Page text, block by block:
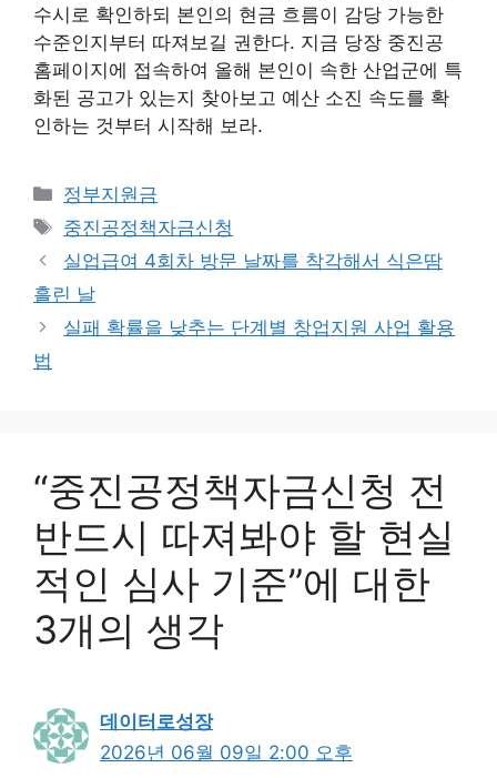
수시로 확인하되 본인의 현금 흐름이 감당 가능한
수준인지부터 따져보길 권한다. 지금 당장 중진공
홈페이지에 접속하여 올해 본인이 속한 산업군에 특
화된 공고가 있는지 찾아보고 예산 소진 속도를 확
인하는 것부터 시작해 보라.
카
테
리
정부지원금
태
그
중진공정책자금신청
실업급여 4회차 방문 날짜를 착각해서 식은땀
흘린 날
실패 확률을 낮추는 단계별 창업지원 사업 활용
법
“중진공정책자금신청 전
반드시 따져봐야 할 현실
적인 심사 기준”에 대한
3개의 생각
데이터로성장
2026년 06월 09일 2:00 오후